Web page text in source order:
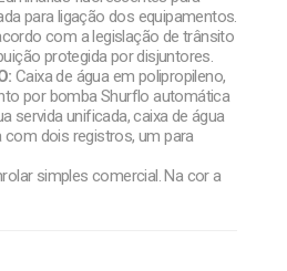
para ligação dos equipamentos.
com a legislação de trânsito
protegida por disjuntores.
Caixa de água em polipropileno,
por bomba Shurflo automática
servida unificada, caixa de água
com dois registros, um para
simples comercial. Na cor a